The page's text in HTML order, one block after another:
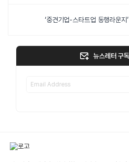
‘중견기업-스타트업 동행라운
뉴스레터 구